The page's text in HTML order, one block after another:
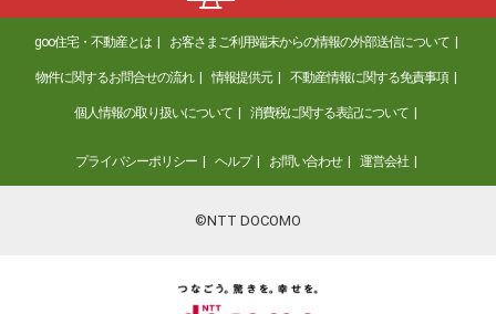
goo住宅・不動産とは お客さまご利用端末からの情報の外部送信について
物件に関するお問合せの流れ 情報提供元 不動産情報に関する免責事項
個人情報の取り扱いについて 消費税に関する表記について
プライバシーポリシー ヘルプ お問い合わせ 運営会社
©NTT DOCOMO